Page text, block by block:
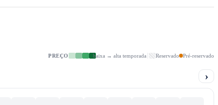
PREÇO baixa → alta temporada Reservado Pré-reservado
›